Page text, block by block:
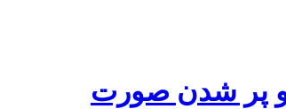
و پر شدن صورت